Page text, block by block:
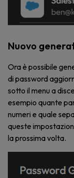
Nuovo
Ora è possibile
di password
sotto il menu a
esempio quante
numeri e quale
queste
la prossima volta.